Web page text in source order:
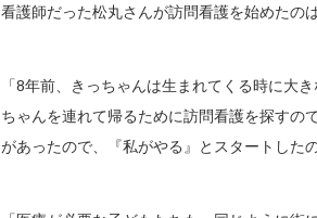
看護師だった松丸さんが訪問看護を始めたの
「8年前、きっちゃんは生まれてくる時に大
ちゃんを連れて帰るために訪問看護を探すの
があったので、『私がやる』とスタートした